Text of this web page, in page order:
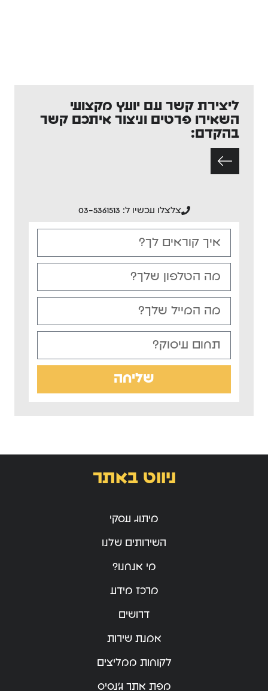
ליצירת קשר עם יועץ מקצועי
השאירו פרטים וניצור איתכם קשר
בהקדם:
צלצלו עכשיו ל: 03-5361513
שליחה
ניווט באתר
מיתוג עסקי
השירותים שלנו
מי אנחנו?
מרכז מידע
דרושים
אמנת שירות
לקוחות ממליצים
מפת אתר ג’נסיס